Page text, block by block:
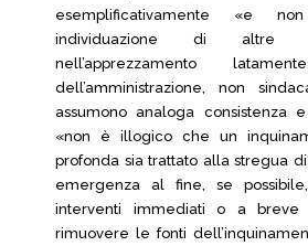
esemplificativamente «e
individuazione di altre
nell’apprezzamento
dell’amministrazione, non
assumono analoga consistenza
«non è illogico che un
profonda sia trattato alla stregua
emergenza al fine, se
interventi immediati o a
rimuovere le fonti